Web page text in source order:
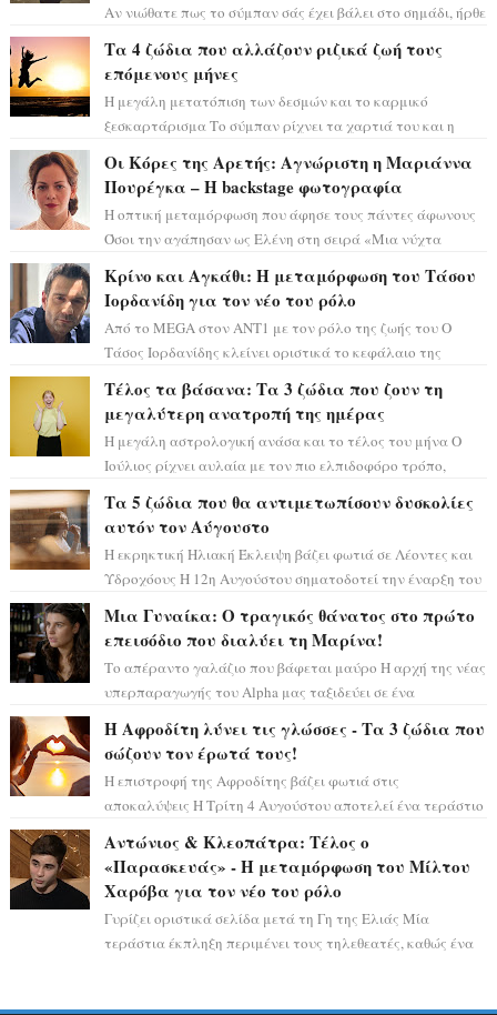
Αν νιώθατε πως το σύμπαν σάς έχει βάλει στο σημάδι, ήρθε
Τα 4 ζώδια που αλλάζουν ριζικά ζωή τους
επόμενους μήνες
Η μεγάλη μετατόπιση των δεσμών και το καρμικό
ξεσκαρτάρισμα Το σύμπαν ρίχνει τα χαρτιά του και η
Οι Κόρες της Αρετής: Αγνώριστη η Μαριάννα
Πουρέγκα – H backstage φωτογραφία
Η οπτική μεταμόρφωση που άφησε τους πάντες άφωνους
Όσοι την αγάπησαν ως Ελένη στη σειρά «Μια νύχτα
Κρίνο και Αγκάθι: Η μεταμόρφωση του Τάσου
Ιορδανίδη για τον νέο του ρόλο
Από το MEGA στον ΑΝΤ1 με τον ρόλο της ζωής του Ο
Τάσος Ιορδανίδης κλείνει οριστικά το κεφάλαιο της
Τέλος τα βάσανα: Τα 3 ζώδια που ζουν τη
μεγαλύτερη ανατροπή της ημέρας
Η μεγάλη αστρολογική ανάσα και το τέλος του μήνα Ο
Ιούλιος ρίχνει αυλαία με τον πιο ελπιδοφόρο τρόπο,
Τα 5 ζώδια που θα αντιμετωπίσουν δυσκολίες
αυτόν τον Αύγουστο
Η εκρηκτική Ηλιακή Έκλειψη βάζει φωτιά σε Λέοντες και
Υδροχόους Η 12η Αυγούστου σηματοδοτεί την έναρξη του
Μια Γυναίκα: Ο τραγικός θάνατος στο πρώτο
επεισόδιο που διαλύει τη Μαρίνα!
Το απέραντο γαλάζιο που βάφεται μαύρο Η αρχή της νέας
υπερπαραγωγής του Alpha μας ταξιδεύει σε ένα
Η Αφροδίτη λύνει τις γλώσσες - Τα 3 ζώδια που
σώζουν τον έρωτά τους!
Η επιστροφή της Αφροδίτης βάζει φωτιά στις
αποκαλύψεις Η Τρίτη 4 Αυγούστου αποτελεί ένα τεράστιο
Αντώνιος & Κλεοπάτρα: Τέλος ο
«Παρασκευάς» - Η μεταμόρφωση του Μίλτου
Χαρόβα για τον νέο του ρόλο
Γυρίζει οριστικά σελίδα μετά τη Γη της Ελιάς Μία
τεράστια έκπληξη περιμένει τους τηλεθεατές, καθώς ένα